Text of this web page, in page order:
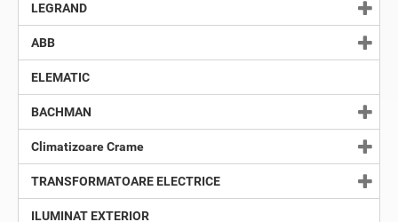
LEGRAND
ABB
ELEMATIC
BACHMAN
Climatizoare Crame
TRANSFORMATOARE ELECTRICE
ILUMINAT EXTERIOR